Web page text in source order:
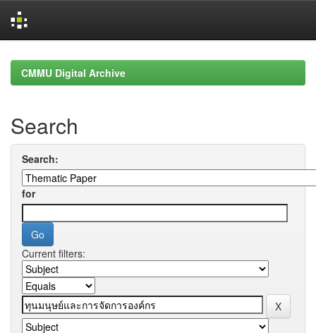
navigationCMMU Digital Archive
Search
Search:
for
Current filters: